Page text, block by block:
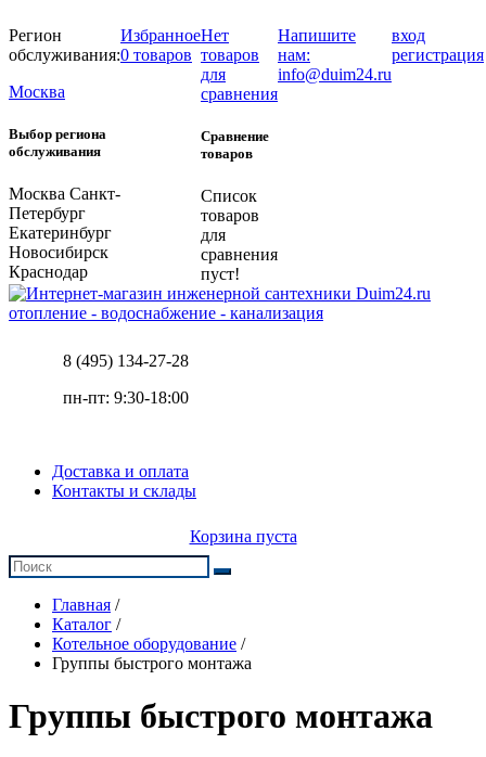
Регион
обслуживания:
Москва
Выбор региона
обслуживания
Москва Санкт-
Петербург
Екатеринбург
Новосибирск
Краснодар
Избранное
0 товаров
Нет
товаров
для
сравнения
Сравнение
товаров
Список
товаров
для
сравнения
пуст!
Напишите
нам:
info@duim24.ru
вход
регистрация
отопление - водоснабжение - канализация
8 (495) 134-27-28
пн-пт: 9:30-18:00
Доставка и оплата
Контакты и склады
Корзина пуста
Главная /
Каталог /
Котельное оборудование /
Группы быстрого монтажа
Группы быстрого монтажа